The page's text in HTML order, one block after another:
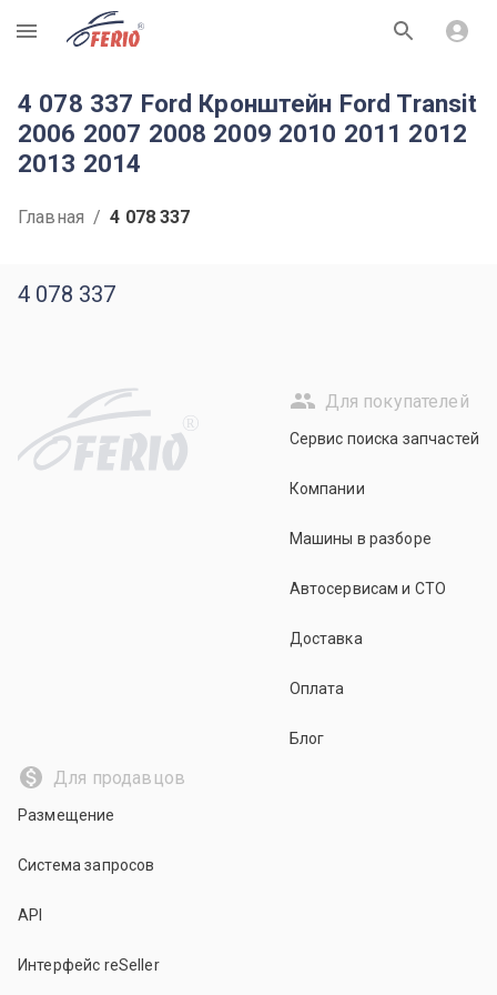
R
4 078 337 Ford Кронштейн Ford Transit
2006 2007 2008 2009 2010 2011 2012
2013 2014
Главная / 4 078 337
4 078 337
R
Для покупателей
Сервис поиска запчастей
Компании
Машины в разборе
Автосервисам и СТО
Доставка
Оплата
Блог
Для продавцов
Размещение
Система запросов
API
Интерфейс reSeller